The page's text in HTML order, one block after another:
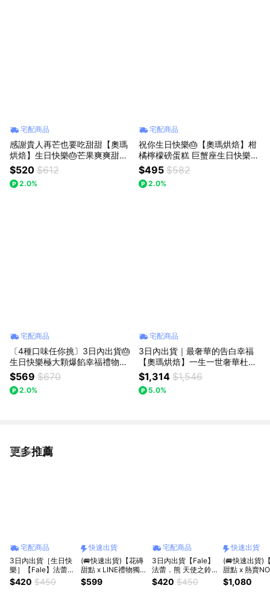
宅配商品
感謝貴人再芒也要吃甜甜【奧瑪
烘焙】生日快樂🎂芒果爽爽甜點
盒 杜拜巧克力Q餅 加價購 520
情人節快樂 獅子座生日快樂 情
人節蛋糕 慶祝蛋糕 生日蛋糕 芒
$520 $612
2.0%
宅配商品
祝你生日快樂🎂【奧瑪烘焙】柑
橘檸檬磅蛋糕 巨蟹座生日快樂
情人節蛋糕 生日蛋糕 畢業禮物
升職禮物
$495 $582
2.0%
宅配商品
〔4種口味任你挑〕3日內出貨🎂
生日快樂極大顆爆餡幸福禮物由
你決定【奧瑪烘焙】冰心餅乾泡
芙 送你滿滿的幸芙 獅子座生日
快樂 情人節快樂
$569 $670
2.0%
宅配商品
3日內出貨｜最奢華的告白幸福
【奧瑪烘焙】一生一世奢華杜拜
巧克力組合 杜拜巧克力Q餅 杜拜
巧克力巴斯克 畢業快樂 520快樂
情人節快樂 開心果甜點 獅子座
$1,314 $1,546
5.0%
更多推薦
看更多
宅配商品
3日內出貨［生日快
樂］【Fale】法蕾．
熊 天使之鈴可麗露
禮盒/6入（原味/抹
$420 $450
快速出貨
(🚐快速出貨)【花磚
甜點 x LINE禮物獨
家+99多一件】8月
限定-獅子座生日快
$599
宅配商品
3日內出貨【Fale】
法蕾．熊 天使之鈴
可麗露禮盒(綜合6
入-原味/巧克力/抹
$420 $450
快速出貨
(🚐快速出貨)
甜點 x 熱賣
合九入可麗露
$1,080